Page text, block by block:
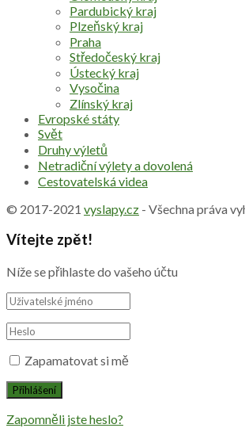
Pardubický kraj
Plzeňský kraj
Praha
Středočeský kraj
Ústecký kraj
Vysočina
Zlínský kraj
Evropské státy
Svět
Druhy výletů
Netradiční výlety a dovolená
Cestovatelská videa
© 2017-2021 vyslapy.cz - Všechna práva
Vítejte zpět!
Níže se přihlaste do vašeho účtu
Zapamatovat si mě
Zapomněli jste heslo?